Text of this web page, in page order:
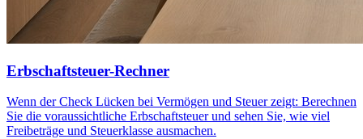
Erbschaftsteuer-Rechner
Wenn der Check Lücken bei Vermögen und Steuer zeigt: Berechnen
Sie die voraussichtliche Erbschaftsteuer und sehen Sie, wie viel
Freibeträge und Steuerklasse ausmachen.